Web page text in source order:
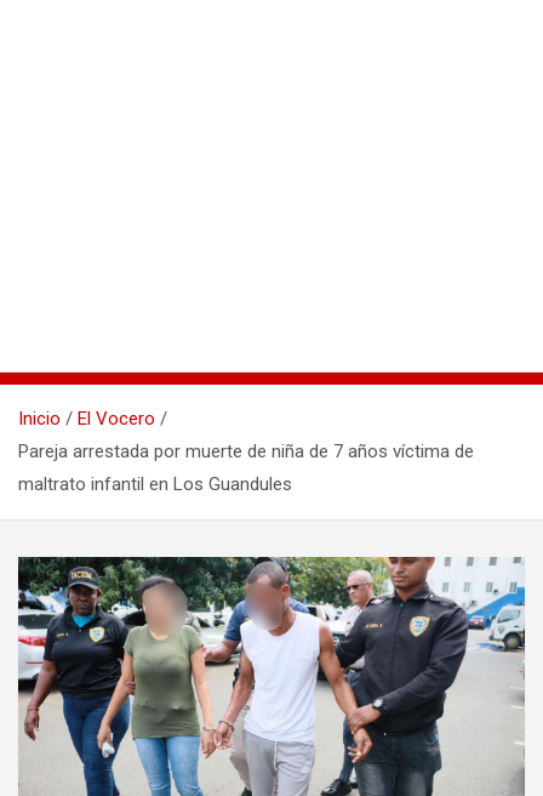
Inicio
El Vocero
Pareja arrestada por muerte de niña de 7 años víctima de
maltrato infantil en Los Guandules